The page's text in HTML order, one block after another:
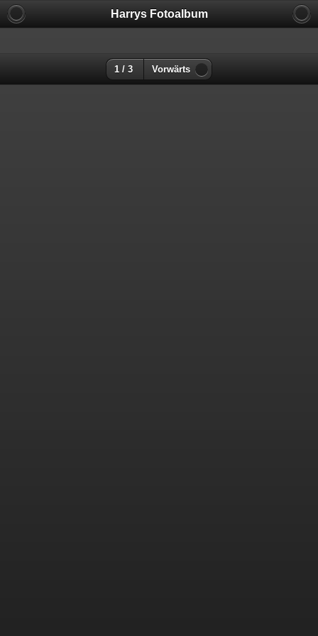
Harrys Fotoalbum
1 / 3 Vorwärts